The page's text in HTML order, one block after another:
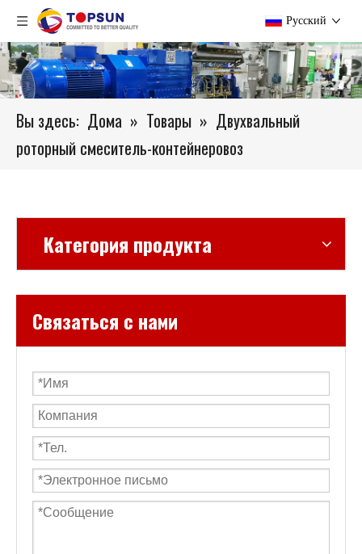
Pусский
Вы здесь: Дома » Товары » Двухвальный
роторный смеситель-контейнеровоз
Категория продукта
Связаться с нами